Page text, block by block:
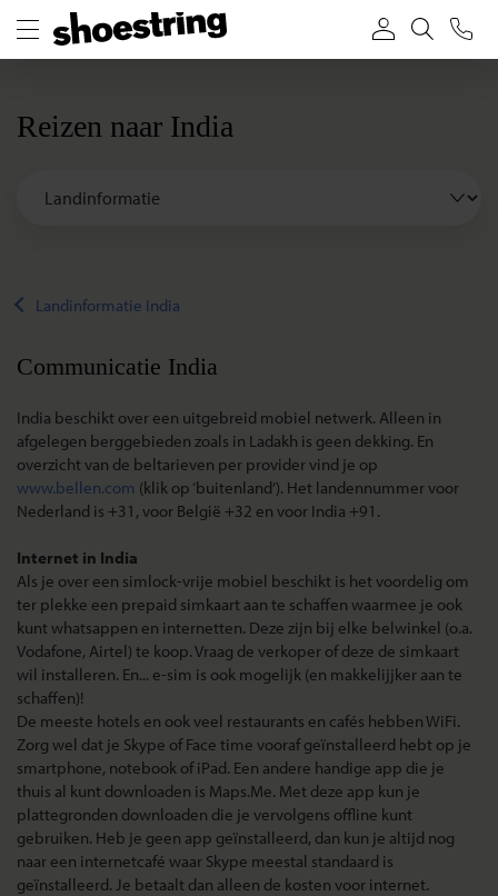
Reizen naar India
Landinformatie India
Communicatie India
India beschikt over een uitgebreid mobiel netwerk. Alleen in
afgelegen berggebieden zoals in Ladakh is geen dekking. En
overzicht van de beltarieven per provider vind je op
www.bellen.com (klik op ‘buitenland’). Het landennummer voor
Nederland is +31, voor België +32 en voor India +91.
Internet in India
Als je over een simlock-vrije mobiel beschikt is het voordelig om
ter plekke een prepaid simkaart aan te schaffen waarmee je ook
kunt whatsappen en internetten. Deze zijn bij elke belwinkel (o.a.
Vodafone, Airtel) te koop. Vraag de verkoper of deze de simkaart
wil installeren. En... e-sim is ook mogelijk (en makkelijjker aan te
schaffen)!
De meeste hotels en ook veel restaurants en cafés hebben WiFi.
Zorg wel dat je Skype of Face time vooraf geïnstalleerd hebt op je
smartphone, notebook of iPad. Een andere handige app die je
thuis al kunt downloaden is Maps.Me. Met deze app kun je
plattegronden downloaden die je vervolgens offline kunt
gebruiken. Heb je geen app geïnstalleerd, dan kun je altijd nog
naar een internetcafé waar Skype meestal standaard is
geïnstalleerd. Je betaalt dan alleen de kosten voor internet.